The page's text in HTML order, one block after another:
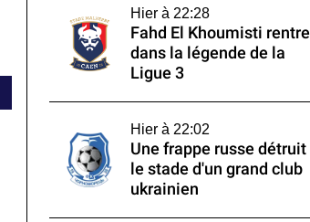
Hier à 22:28
Fahd El Khoumisti rentre
dans la légende de la
Ligue 3
Hier à 22:02
Une frappe russe détruit
le stade d'un grand club
ukrainien